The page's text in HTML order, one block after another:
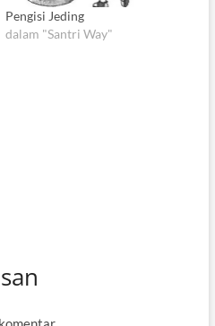
Pengisi Jeding
dalam "Santri Way"